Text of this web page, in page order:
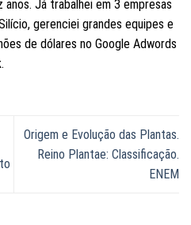
anos. Já trabalhei em 3 empresas
gerenciei grandes equipes e
de dólares no Google Adwords
Origem e Evolução das Plantas.
Reino Plantae: Classificação.
ENEM